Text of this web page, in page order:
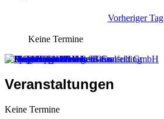
Vorheriger Tag
Keine Termine
Veranstaltungen
Keine Termine